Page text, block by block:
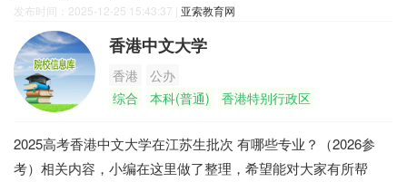
发布时间：2025-12-25 15:43:37 | 亚索教育网
香港中文大学
香港
公办
综合
本科(普通) 香港特别行政区
2025高考香港中文大学在江苏生批次 有哪些专业？（2026参
考）相关内容，小编在这里做了整理，希望能对大家有所帮